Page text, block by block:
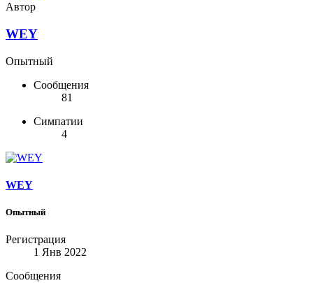
Автор
WEY
Опытный
Сообщения
81
Симпатии
4
WEY
Опытный
Регистрация
1 Янв 2022
Сообщения